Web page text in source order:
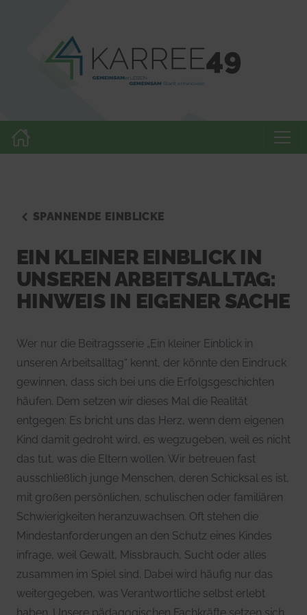
SPANNENDE EINBLICKE
EIN KLEINER EINBLICK IN
UNSEREN ARBEITSALLTAG:
HINWEIS IN EIGENER SACHE
Wer nur die Beitragsserie „Ein kleiner Einblick in
unseren Arbeitsalltag“ kennt, der könnte den Eindruck
gewinnen, dass sich bei uns die Erfolgsgeschichten
häufen. Dem setzen wir dieses Mal die Realität
entgegen: Es bricht uns das Herz, wenn dem eigenen
Kind damit gedroht wird, es wegzugeben, weil es nicht
das tut, was die Eltern wollen. Wir betreuen fast
ausschließlich junge Menschen, deren Schicksal es ist,
mit großen persönlichen, schulischen oder familiären
Schwierigkeiten heranzuwachsen. Oft stehen die
Mindestanforderungen an den Schutz eines Kindes
infrage, weil Gewalt, Missbrauch, Sucht oder alles
zusammen im Spiel sind. Dabei wird häufig nur das
weitergegeben, was Verantwortliche selbst erlebt